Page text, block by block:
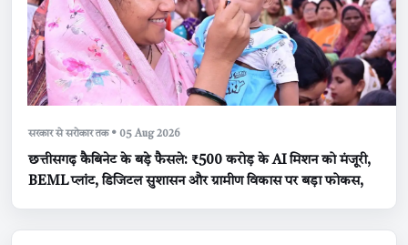
सरकार से सरोकार तक • 05 Aug 2026
छत्तीसगढ़ कैबिनेट के बड़े फैसले: ₹500 करोड़ के AI मिशन को मंजूरी,
BEML प्लांट, डिजिटल सुशासन और ग्रामीण विकास पर बड़ा फोकस,